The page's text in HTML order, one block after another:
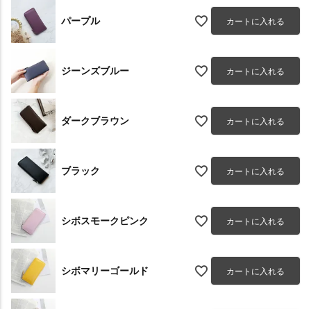
パープル カートに入れる
ジーンズブルー カートに入れる
ダークブラウン カートに入れる
ブラック カートに入れる
シボスモークピンク カートに入れる
シボマリーゴールド カートに入れる